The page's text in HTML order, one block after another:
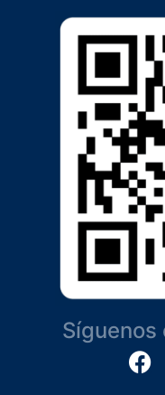
Síguenos